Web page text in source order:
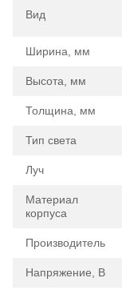
Вид
Ширина, мм
Высота, мм
Толщина, мм
Тип света
Луч
Материал
корпуса
Производитель
Напряжение, В